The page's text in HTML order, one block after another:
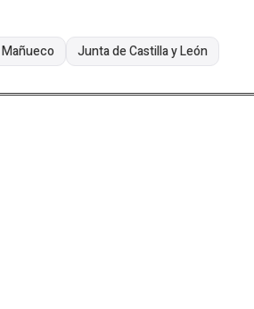
Junta de Castilla y León